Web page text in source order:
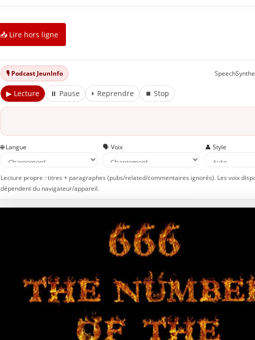
📥 Lire hors ligne
🎙️ Podcast JeunInfo
▶ Lecture ⏸ Pause ⏵ Reprendre ⏹ Stop
🌐 Langue 🗣️ Voix 👤 Style
Lecture propre : titres + paragraphes (pubs/related/commentaires ignorés). Les voix
dépendent du navigateur/appareil.